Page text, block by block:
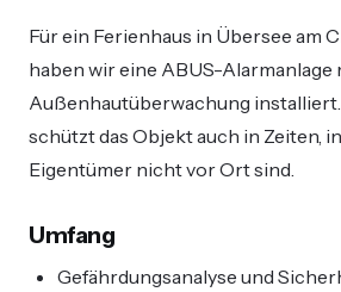
Für ein Ferienhaus in Übersee am
haben wir eine ABUS-Alarmanlage
Außenhautüberwachung
schützt das Objekt auch in Zeiten,
Eigentümer nicht vor Ort sind.
Umfang
Gefährdungsanalyse und